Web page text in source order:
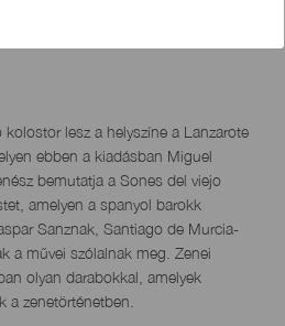
lesz a helyszíne a Lanzarote
ebben a kiadásban Miguel
bemutatja a Sones del viejo
amelyen a spanyol barokk
Sanznak, Santiago de Murcia-
a művei szólalnak meg. Zenei
olyan darabokkal, amelyek
a zenetörténetben.